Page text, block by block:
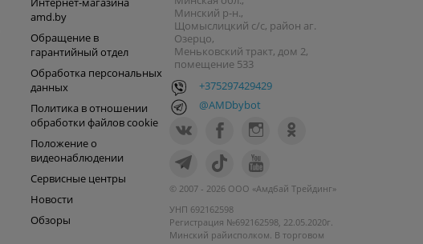
amd.by
Обращение в
гарантийный отдел
Обработка персональных
данных
Политика в отношении
обработки файлов cookie
Положение о
видеонаблюдении
Сервисные центры
Новости
Обзоры
Минский р-н.,
Щомыслицкий с/с, район аг.
Озерцо,
Меньковский тракт, дом 2,
помещение 533
+375297429429
@AMDbybot
© 2007 - 2026 ООО «Амдбай Трейдинг»
УНП 692162598
Регистрация №692162598, 22.05.2020г.
Минский райисполком. В торговом